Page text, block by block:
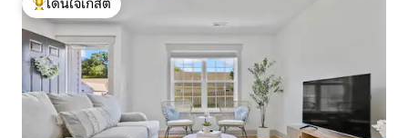
โดนใจเกสต์ที่สุด
โดนใจเกสต์